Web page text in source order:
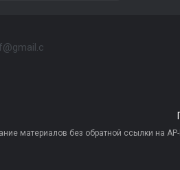
материалов без обратной ссылки на